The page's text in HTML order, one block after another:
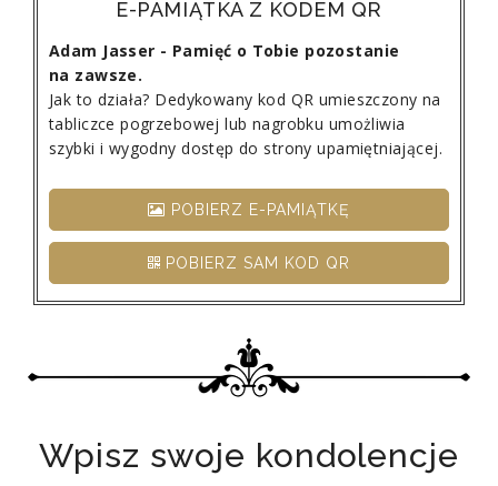
E-PAMIĄTKA Z KODEM QR
Adam Jasser - Pamięć o Tobie pozostanie
na zawsze.
Jak to działa? Dedykowany kod QR umieszczony na
tabliczce pogrzebowej lub nagrobku umożliwia
szybki i wygodny dostęp do strony upamiętniającej.
POBIERZ E-PAMIĄTKĘ
POBIERZ SAM KOD QR
Wpisz swoje kondolencje